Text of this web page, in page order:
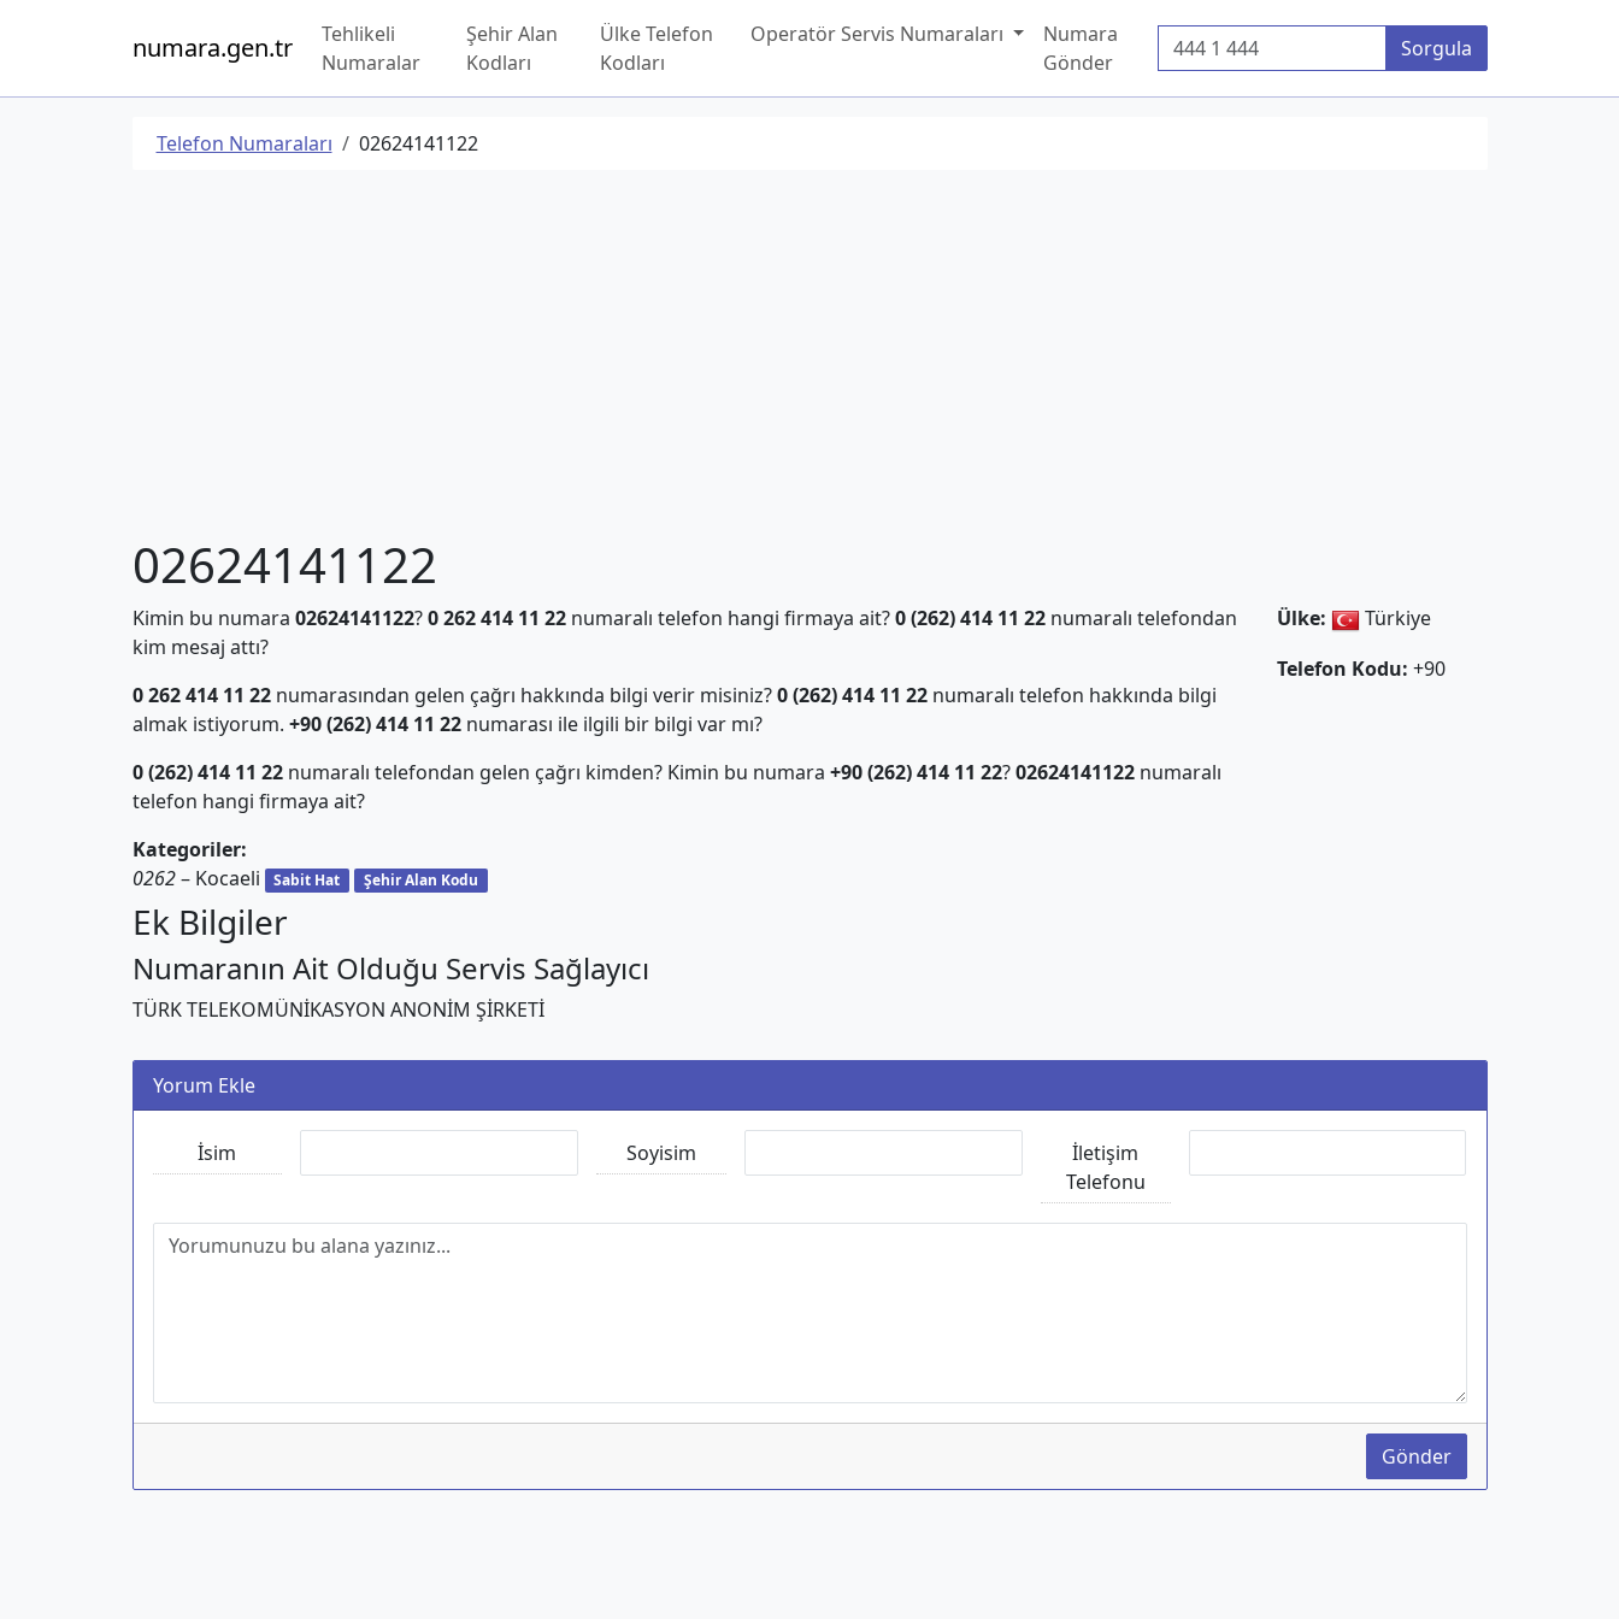
numara.gen.tr
Tehlikeli
Numaralar
Şehir Alan
Kodları
Ülke Telefon
Kodları
Operatör Servis Numaraları
Numara
Gönder
Telefon Numarası Sorgula
Telefon Numaraları 02624141122
02624141122
Kimin bu numara 02624141122?0 262 414 11 22numaralı telefon hangi firmaya ait?0 (262) 414 11 22numaralı telefondan
kim mesaj attı?
0 262 414 11 22numarasından gelen çağrı hakkında bilgi verir misiniz?0 (262) 414 11 22numaralı telefon hakkında bilgi
almak istiyorum. +90 (262) 414 11 22numarası ile ilgili bir bilgi var mı?
0 (262) 414 11 22numaralı telefondan gelen çağrı kimden? Kimin bu numara +90 (262) 414 11 22?02624141122numaralı
telefon hangi firmaya ait?
Kategoriler:
0262– Kocaeli Sabit Hat Şehir Alan Kodu
Ülke:
Türkiye
Telefon Kodu: +90
Ek Bilgiler
Numaranın Ait Olduğu Servis Sağlayıcı
TÜRK TELEKOMÜNİKASYON ANONİM ŞİRKETİ
Yorum Ekle
İsim Soyisim
İletişim
Telefonu
Gönder